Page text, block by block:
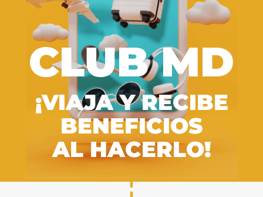
CLUB MD
¡VIAJA Y RECIBE
BENEFICIOS
AL HACERLO!